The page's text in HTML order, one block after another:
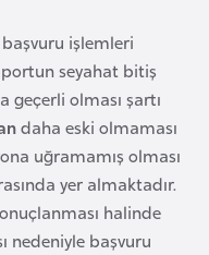
başvuru işlemleri
seyahat bitiş
geçerli olması şartı
daha eski olmaması
uğramamış olması
yer almaktadır.
halinde
nedeniyle başvuru